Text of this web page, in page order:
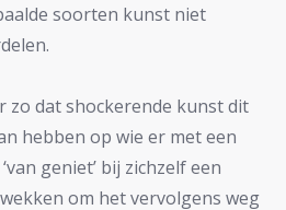
soorten kunst niet
zo dat shockerende kunst dit
hebben op wie er met een
geniet’ bij zichzelf een
om het vervolgens weg